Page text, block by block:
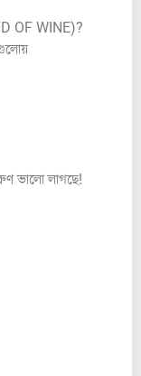
OF WINE)?
ভালো লাগছে!